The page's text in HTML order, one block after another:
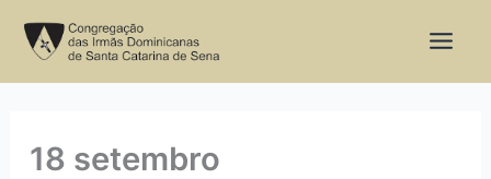
18 setembro
setembro